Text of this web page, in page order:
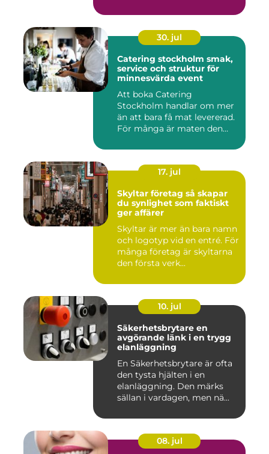
30. jul
Catering stockholm smak,
service och struktur för
minnesvärda event
Att boka Catering
Stockholm handlar om mer
än att bara få mat levererad.
För många är maten den
17. jul
Skyltar företag så skapar
du synlighet som faktiskt
ger affärer
Skyltar är mer än bara namn
och logotyp vid en entré. För
många företag är skyltarna
den första verk...
10. jul
Säkerhetsbrytare en
avgörande länk i en trygg
elanläggning
En Säkerhetsbrytare är ofta
den tysta hjälten i en
elanläggning. Den märks
sällan i vardagen, men nä...
08. jul